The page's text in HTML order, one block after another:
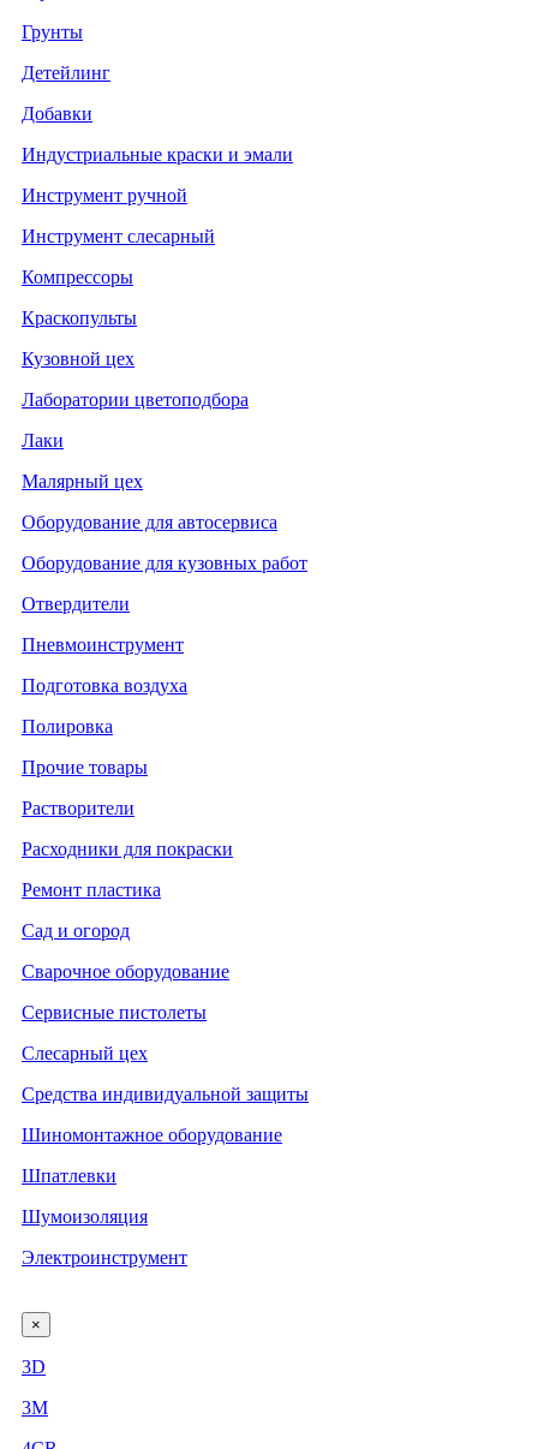
Грунты
Детейлинг
Добавки
Индустриальные краски и эмали
Инструмент ручной
Инструмент слесарный
Компрессоры
Краскопульты
Кузовной цех
Лаборатории цветоподбора
Лаки
Малярный цех
Оборудование для автосервиса
Оборудование для кузовных работ
Отвердители
Пневмоинструмент
Подготовка воздуха
Полировка
Прочие товары
Растворители
Расходники для покраски
Ремонт пластика
Сад и огород
Сварочное оборудование
Сервисные пистолеты
Слесарный цех
Средства индивидуальной защиты
Шиномонтажное оборудование
Шпатлевки
Шумоизоляция
Электроинструмент
×
3D
3М